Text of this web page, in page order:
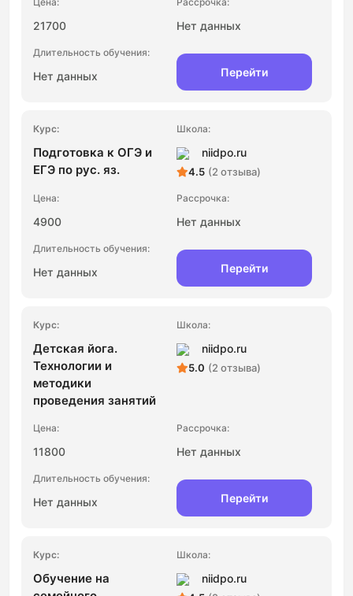
21700 Нет данных
Нет данных Перейти
Подготовка к ОГЭ и
ЕГЭ по рус. яз.
niidpo.ru
4.5 (2 отзыва)
4900 Нет данных
Нет данных Перейти
Детская йога.
Технологии и
методики
проведения занятий
niidpo.ru
5.0 (2 отзыва)
11800 Нет данных
Нет данных Перейти
Обучение на
niidpo.ru